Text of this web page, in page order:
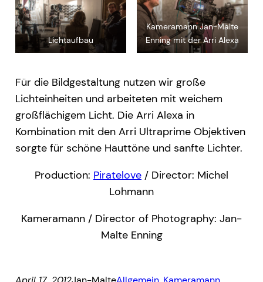
Lichtaufbau
Kameramann Jan-Malte
Enning mit der Arri Alexa
Für die Bildgestaltung nutzen wir große
Lichteinheiten und arbeiteten mit weichem
großflächigem Licht. Die Arri Alexa in
Kombination mit den Arri Ultraprime Objektiven
sorgte für schöne Hauttöne und sanfte Lichter.
Production: Piratelove / Director: Michel
Lohmann
Kameramann / Director of Photography: Jan-
Malte Enning